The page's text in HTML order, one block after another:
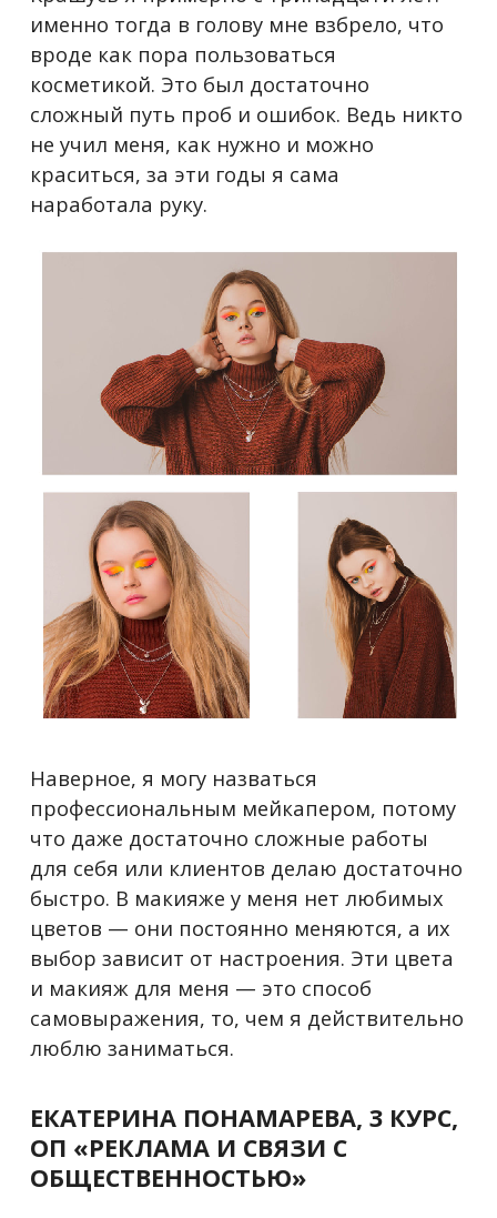
именно тогда в голову мне взбрело, что
вроде как пора пользоваться
косметикой. Это был достаточно
сложный путь проб и ошибок. Ведь никто
не учил меня, как нужно и можно
краситься, за эти годы я сама
наработала руку.
Наверное, я могу назваться
профессиональным мейкапером, потому
что даже достаточно сложные работы
для себя или клиентов делаю достаточно
быстро. В макияже у меня нет любимых
цветов — они постоянно меняются, а их
выбор зависит от настроения. Эти цвета
и макияж для меня — это способ
самовыражения, то, чем я действительно
люблю заниматься.
ЕКАТЕРИНА ПОНАМАРЕВА, 3 КУРС,
ОП «РЕКЛАМА И СВЯЗИ С
ОБЩЕСТВЕННОСТЬЮ»